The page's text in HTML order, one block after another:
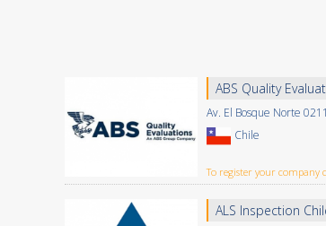
ABS Quality
Av. El Bosque Norte
Chile
To register your company
ALS Inspection